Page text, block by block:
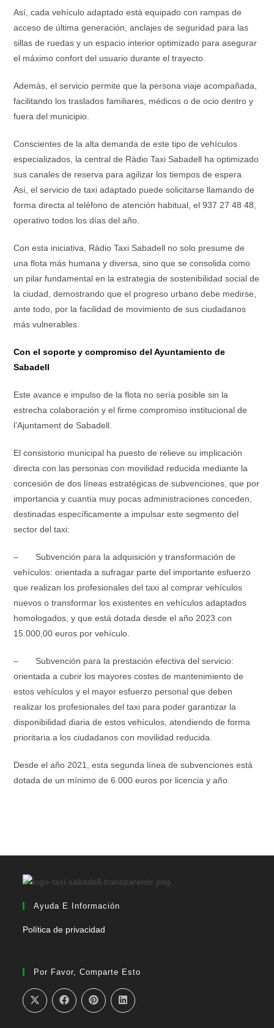
Así, cada vehículo adaptado está equipado con rampas de
acceso de última generación, anclajes de seguridad para las
sillas de ruedas y un espacio interior optimizado para asegurar
el máximo confort del usuario durante el trayecto.
Además, el servicio permite que la persona viaje acompañada,
facilitando los traslados familiares, médicos o de ocio dentro y
fuera del municipio.
Conscientes de la alta demanda de este tipo de vehículos
especializados, la central de Ràdio Taxi Sabadell ha optimizado
sus canales de reserva para agilizar los tiempos de espera.
Así, el servicio de taxi adaptado puede solicitarse llamando de
forma directa al teléfono de atención habitual, el 937 27 48 48,
operativo todos los días del año.
Con esta iniciativa, Ràdio Taxi Sabadell no solo presume de
una flota más humana y diversa, sino que se consolida como
un pilar fundamental en la estrategia de sostenibilidad social de
la ciudad, demostrando que el progreso urbano debe medirse,
ante todo, por la facilidad de movimiento de sus ciudadanos
más vulnerables.
Con el soporte y compromiso del Ayuntamiento de
Sabadell
Este avance e impulso de la flota no sería posible sin la
estrecha colaboración y el firme compromiso institucional de
l’Ajuntament de Sabadell.
El consistorio municipal ha puesto de relieve su implicación
directa con las personas con movilidad reducida mediante la
concesión de dos líneas estratégicas de subvenciones, que por
importancia y cuantía muy pocas administraciones conceden,
destinadas específicamente a impulsar este segmento del
sector del taxi:
– Subvención para la adquisición y transformación de
vehículos: orientada a sufragar parte del importante esfuerzo
que realizan los profesionales del taxi al comprar vehículos
nuevos o transformar los existentes en vehículos adaptados
homologados, y que está dotada desde el año 2023 con
15.000,00 euros por vehículo.
– Subvención para la prestación efectiva del servicio:
orientada a cubrir los mayores costes de mantenimiento de
estos vehículos y el mayor esfuerzo personal que deben
realizar los profesionales del taxi para poder garantizar la
disponibilidad diaria de estos vehículos, atendiendo de forma
prioritaria a los ciudadanos con movilidad reducida.
Desde el año 2021, esta segunda línea de subvenciones está
dotada de un mínimo de 6.000 euros por licencia y año.
Ayuda E Información
Política de privacidad
Por Favor, Comparte Esto